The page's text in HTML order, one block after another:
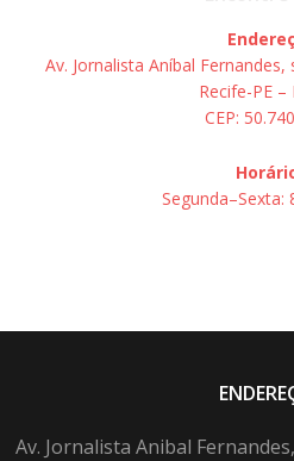
Av. Jornalista Aníbal
Recife-PE –
CEP:
Segunda–Sexta:
Av. Jornalista Anibal